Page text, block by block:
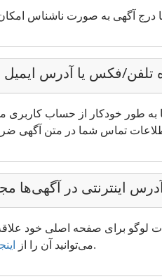
به طور خودکار از حساب
اینترنتی در آگهی‌ها
لوگو برای صفحه اصلی خود
می‌توانید آن را ازرزرو کنید.